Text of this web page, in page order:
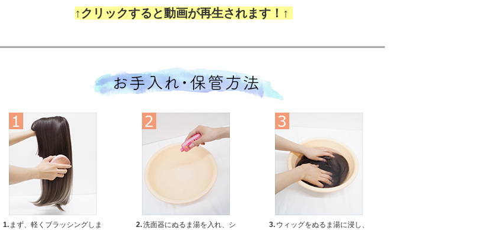
↑クリックすると動画が再生されます！↑
1. まず、軽くブラッシングしま
2.洗面器にぬるま湯を入れ、シ
3. ウィッグをぬるま湯に浸し、